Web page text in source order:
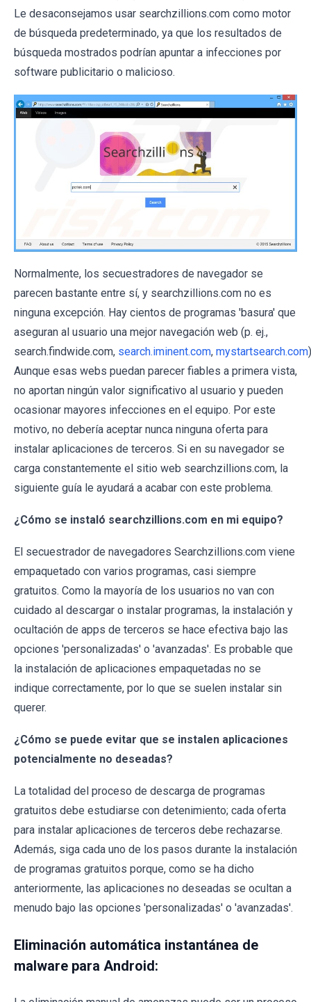
Le desaconsejamos usar searchzillions.com como motor
de búsqueda predeterminado, ya que los resultados de
búsqueda mostrados podrían apuntar a infecciones por
software publicitario o malicioso.
Normalmente, los secuestradores de navegador se
parecen bastante entre sí, y searchzillions.com no es
ninguna excepción. Hay cientos de programas 'basura' que
aseguran al usuario una mejor navegación web (p. ej.,
search.findwide.com, search.iminent.com, mystartsearch.com
Aunque esas webs puedan parecer fiables a primera vista,
no aportan ningún valor significativo al usuario y pueden
ocasionar mayores infecciones en el equipo. Por este
motivo, no debería aceptar nunca ninguna oferta para
instalar aplicaciones de terceros. Si en su navegador se
carga constantemente el sitio web searchzillions.com, la
siguiente guía le ayudará a acabar con este problema.
¿Cómo se instaló searchzillions.com en mi equipo?
El secuestrador de navegadores Searchzillions.com viene
empaquetado con varios programas, casi siempre
gratuitos. Como la mayoría de los usuarios no van con
cuidado al descargar o instalar programas, la instalación y
ocultación de apps de terceros se hace efectiva bajo las
opciones 'personalizadas' o 'avanzadas'. Es probable que
la instalación de aplicaciones empaquetadas no se
indique correctamente, por lo que se suelen instalar sin
querer.
¿Cómo se puede evitar que se instalen aplicaciones
potencialmente no deseadas?
La totalidad del proceso de descarga de programas
gratuitos debe estudiarse con detenimiento; cada oferta
para instalar aplicaciones de terceros debe rechazarse.
Además, siga cada uno de los pasos durante la instalación
de programas gratuitos porque, como se ha dicho
anteriormente, las aplicaciones no deseadas se ocultan a
menudo bajo las opciones 'personalizadas' o 'avanzadas'.
Eliminación automática instantánea de
malware para Android: